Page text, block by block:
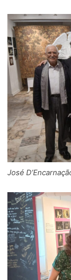
José